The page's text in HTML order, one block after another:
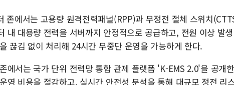
존에서는 고용량 원격전력패널(RPP)과 무정전 절체 스위치
내 대용량 전력을 서버까지 안정적으로 공급하고, 전원 이상 발
끊김 없이 처리해 24시간 무중단 운영을 가능하게 한다.
에서는 국가 단위 전력망 통합 관제 플랫폼 'K-EMS 2.0'을 공개
영 비용을 절감하고, 실시간 안전성 분석을 통해 대규모 정전 리